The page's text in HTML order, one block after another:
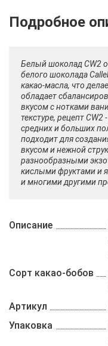
Описание Отзывы
Белый шоколад CW2
белого шоколада
какао-масла, что
обладает
вкусом с нотками
текстуре, рецепт
средних и больших
подходит для
вкусом и нежной
разнообразными
кислыми фруктами и
и многими другими
Описание
Сорт какао-бобов
Артикул
Упаковка